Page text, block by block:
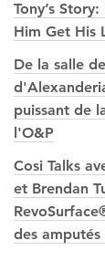
Tony’s
Him Get His
De la salle
puissant de
l'O&P
Cosi Talks
et Brendan
des